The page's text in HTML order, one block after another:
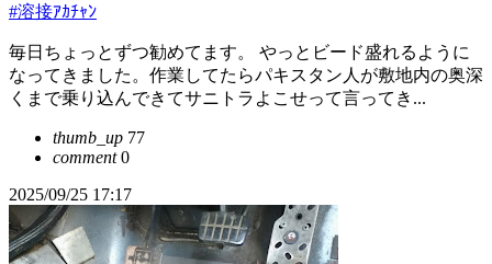
#溶接ｱｶﾁｬﾝ
毎日ちょっとずつ勧めてます。 やっとビード盛れるように
なってきました。作業してたらパキスタン人が敷地内の奥深
くまで乗り込んできてサニトラよこせって言ってき...
thumb_up 77
comment0
2025/09/25 17:17